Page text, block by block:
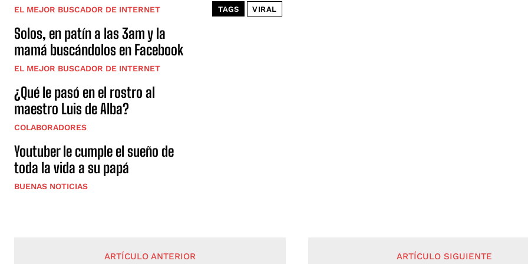
EL MEJOR BUSCADOR DE INTERNET
Solos, en patín a las 3am y la
mamá buscándolos en Facebook
EL MEJOR BUSCADOR DE INTERNET
¿Qué le pasó en el rostro al
maestro Luis de Alba?
COLABORADORES
Youtuber le cumple el sueño de
toda la vida a su papá
BUENAS NOTICIAS
TAGS VIRAL
ARTÍCULO ANTERIOR ARTÍCULO SIGUIENTE